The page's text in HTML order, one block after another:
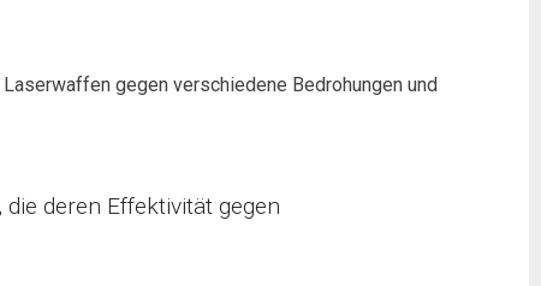
gegen verschiedene Bedrohungen und
deren Effektivität gegen